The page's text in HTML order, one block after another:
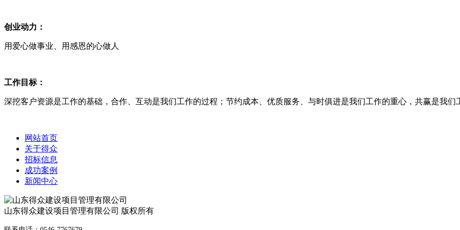
创业动力：
用爱心做事业、用感恩的心做人
工作目标：
深挖客户资源是工作的基础，合作、互动是我们工作的过程；节约成本、优质服务、与时俱进是我们工作的重心，共赢是我们
网站首页
关于得众
招标信息
成功案例
新闻中心
山东得众建设项目管理有限公司 版权所有